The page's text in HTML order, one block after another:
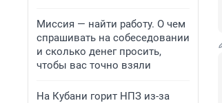
Миссия — найти работу. О чем
спрашивать на собеседовании
и сколько денег просить,
чтобы вас точно взяли
На Кубани горит НПЗ из-за